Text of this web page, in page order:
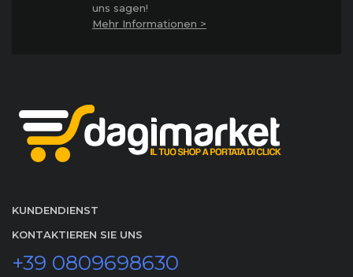
uns sagen!
Mehr Informationen >
KUNDENDIENST
KONTAKTIEREN SIE UNS
+39 0809698630